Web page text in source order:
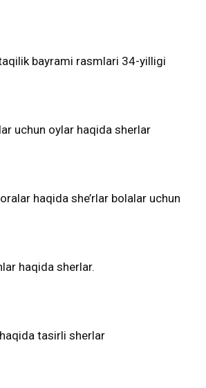
bayrami rasmlari 34-yilligi
uchun oylar haqida sherlar
haqida she’rlar bolalar uchun
haqida sherlar.
tasirli sherlar